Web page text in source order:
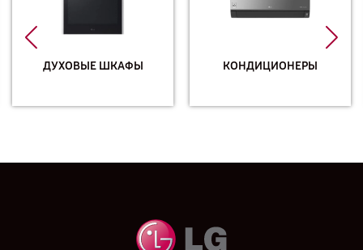
ДУХОВЫЕ ШКАФЫ КОНДИЦИОНЕРЫ